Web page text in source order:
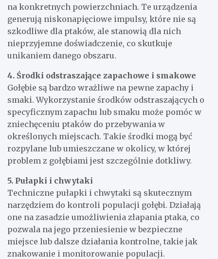
na konkretnych powierzchniach. Te urządzenia
generują niskonapięciowe impulsy, które nie są
szkodliwe dla ptaków, ale stanowią dla nich
nieprzyjemne doświadczenie, co skutkuje
unikaniem danego obszaru.
4. Środki odstraszające zapachowe i smakowe
Gołębie są bardzo wrażliwe na pewne zapachy i
smaki. Wykorzystanie środków odstraszających o
specyficznym zapachu lub smaku może pomóc w
zniechęceniu ptaków do przebywania w
określonych miejscach. Takie środki mogą być
rozpylane lub umieszczane w okolicy, w której
problem z gołębiami jest szczególnie dotkliwy.
5. Pułapki i chwytaki
Techniczne pułapki i chwytaki są skutecznym
narzędziem do kontroli populacji gołębi. Działają
one na zasadzie umożliwienia złapania ptaka, co
pozwala na jego przeniesienie w bezpieczne
miejsce lub dalsze działania kontrolne, takie jak
znakowanie i monitorowanie populacji.